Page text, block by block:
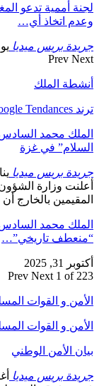
لجنة أممية تدعو
وعدم اتخاذ أي…
جريدة بريس ميديا
Prev Next
أنشطة الملك
ترند Trends Google Tendances
الملك محمد
السلام” في غزة
جريدة بريس ميديا يناير
أعلنت وزارة
المقيمين
الملك محمد
“منعطف تاريخي”…
أكتوبر 31, 2025
Prev Next 1 of 223
الأمن و القوات
الأمن و القوات
بيان الأمن الوطني
جريدة بريس ميديا